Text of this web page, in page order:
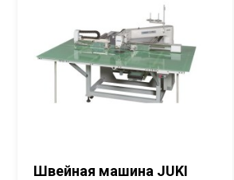
Швейная машина JUKI